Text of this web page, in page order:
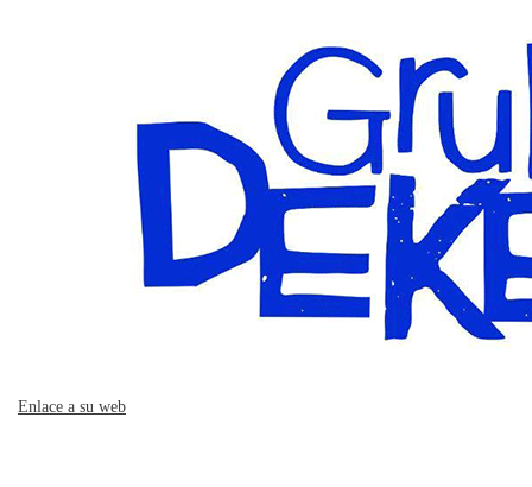
Enlace a su web